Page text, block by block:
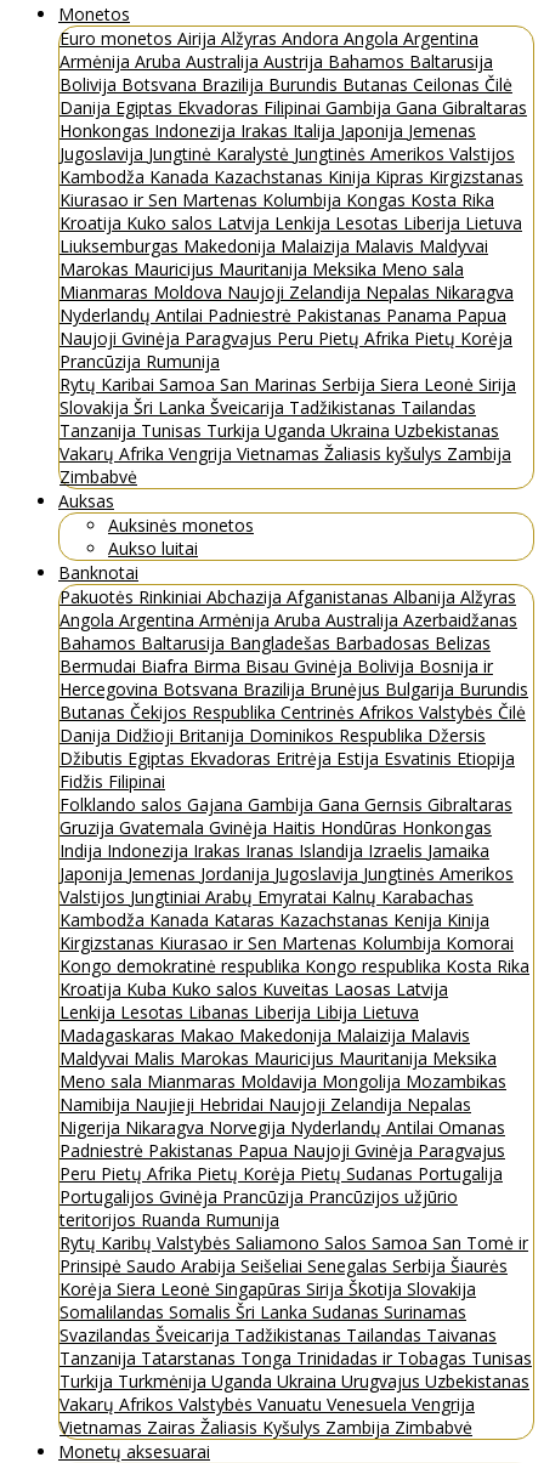
Monetos
Euro monetos Airija Alžyras Andora Angola Argentina
Armėnija Aruba Australija Austrija Bahamos Baltarusija
Bolivija Botsvana Brazilija Burundis Butanas Ceilonas Čilė
Danija Egiptas Ekvadoras Filipinai Gambija Gana Gibraltaras
Honkongas Indonezija Irakas Italija Japonija Jemenas
Jugoslavija Jungtinė Karalystė Jungtinės Amerikos Valstijos
Kambodža Kanada Kazachstanas Kinija Kipras Kirgizstanas
Kiurasao ir Sen Martenas Kolumbija Kongas Kosta Rika
Kroatija Kuko salos Latvija Lenkija Lesotas Liberija Lietuva
Liuksemburgas Makedonija Malaizija Malavis Maldyvai
Marokas Mauricijus Mauritanija Meksika Meno sala
Mianmaras Moldova Naujoji Zelandija Nepalas Nikaragva
Nyderlandų Antilai Padniestrė Pakistanas Panama Papua
Naujoji Gvinėja Paragvajus Peru Pietų Afrika Pietų Korėja
Prancūzija Rumunija
Rytų Karibai Samoa San Marinas Serbija Siera Leonė Sirija
Slovakija Šri Lanka Šveicarija Tadžikistanas Tailandas
Tanzanija Tunisas Turkija Uganda Ukraina Uzbekistanas
Vakarų Afrika Vengrija Vietnamas Žaliasis kyšulys Zambija
Zimbabvė
Auksas
Auksinės monetos
Aukso luitai
Banknotai
Pakuotės Rinkiniai Abchazija Afganistanas Albanija Alžyras
Angola Argentina Armėnija Aruba Australija Azerbaidžanas
Bahamos Baltarusija Bangladešas Barbadosas Belizas
Bermudai Biafra Birma Bisau Gvinėja Bolivija Bosnija ir
Hercegovina Botsvana Brazilija Brunėjus Bulgarija Burundis
Butanas Čekijos Respublika Centrinės Afrikos Valstybės Čilė
Danija Didžioji Britanija Dominikos Respublika Džersis
Džibutis Egiptas Ekvadoras Eritrėja Estija Esvatinis Etiopija
Fidžis Filipinai
Folklando salos Gajana Gambija Gana Gernsis Gibraltaras
Gruzija Gvatemala Gvinėja Haitis Hondūras Honkongas
Indija Indonezija Irakas Iranas Islandija Izraelis Jamaika
Japonija Jemenas Jordanija Jugoslavija Jungtinės Amerikos
Valstijos Jungtiniai Arabų Emyratai Kalnų Karabachas
Kambodža Kanada Kataras Kazachstanas Kenija Kinija
Kirgizstanas Kiurasao ir Sen Martenas Kolumbija Komorai
Kongo demokratinė respublika Kongo respublika Kosta Rika
Kroatija Kuba Kuko salos Kuveitas Laosas Latvija
Lenkija Lesotas Libanas Liberija Libija Lietuva
Madagaskaras Makao Makedonija Malaizija Malavis
Maldyvai Malis Marokas Mauricijus Mauritanija Meksika
Meno sala Mianmaras Moldavija Mongolija Mozambikas
Namibija Naujieji Hebridai Naujoji Zelandija Nepalas
Nigerija Nikaragva Norvegija Nyderlandų Antilai Omanas
Padniestrė Pakistanas Papua Naujoji Gvinėja Paragvajus
Peru Pietų Afrika Pietų Korėja Pietų Sudanas Portugalija
Portugalijos Gvinėja Prancūzija Prancūzijos užjūrio
teritorijos Ruanda Rumunija
Rytų Karibų Valstybės Saliamono Salos Samoa San Tomė ir
Prinsipė Saudo Arabija Seišeliai Senegalas Serbija Šiaurės
Korėja Siera Leonė Singapūras Sirija Škotija Slovakija
Somalilandas Somalis Šri Lanka Sudanas Surinamas
Svazilandas Šveicarija Tadžikistanas Tailandas Taivanas
Tanzanija Tatarstanas Tonga Trinidadas ir Tobagas Tunisas
Turkija Turkmėnija Uganda Ukraina Urugvajus Uzbekistanas
Vakarų Afrikos Valstybės Vanuatu Venesuela Vengrija
Vietnamas Zairas Žaliasis Kyšulys Zambija Zimbabvė
Monetų aksesuarai